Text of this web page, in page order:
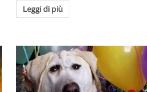
Leggi di più